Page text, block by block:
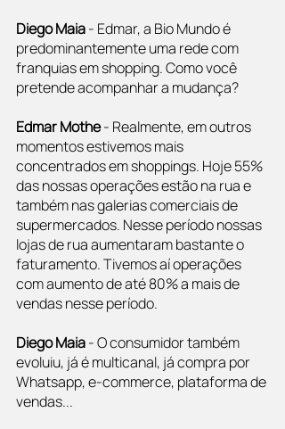
Diego Maia - Edmar, a Bio Mundo é
predominantemente uma rede com
franquias em shopping. Como você
pretende acompanhar a mudança?
Edmar Mothe - Realmente, em outros
momentos estivemos mais
concentrados em shoppings. Hoje 55%
das nossas operações estão na rua e
também nas galerias comerciais de
supermercados. Nesse período nossas
lojas de rua aumentaram bastante o
faturamento. Tivemos aí operações
com aumento de até 80% a mais de
vendas nesse período.
Diego Maia - O consumidor também
evoluiu, já é multicanal, já compra por
Whatsapp, e-commerce, plataforma de
vendas...